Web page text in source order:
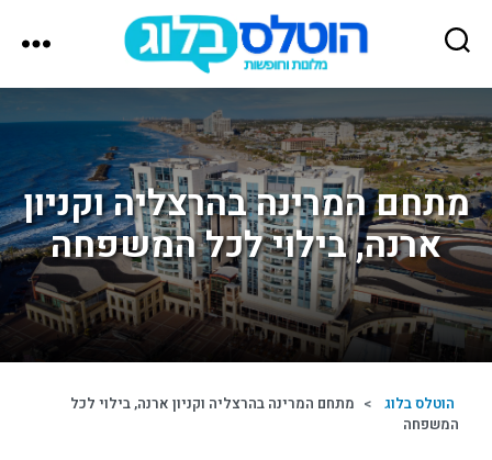
הוטלס
בלוג
מתחם המרינה בהרצליה וקניון
ארנה, בילוי לכל המשפחה
הוטלס בלוג > מתחם המרינה בהרצליה וקניון ארנה, בילוי לכל
המשפחה